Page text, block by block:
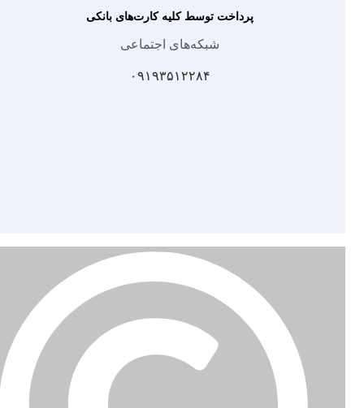
پرداخت توسط کلیه کارت‌های بانکی
شبکه‌های اجتماعی
۰۹۱۹۳۵۱۲۲۸۴